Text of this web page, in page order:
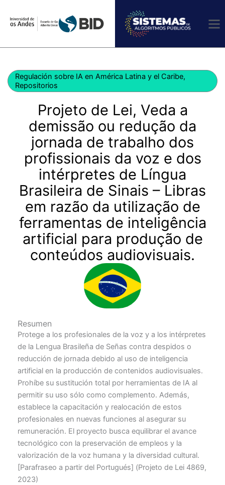
Regulación sobre IA en América Latina y el Caribe,
Repositorios
Projeto de Lei, Veda a
demissão ou redução da
jornada de trabalho dos
profissionais da voz e dos
intérpretes de Língua
Brasileira de Sinais – Libras
em razão da utilização de
ferramentas de inteligência
artificial para produção de
conteúdos audiovisuais.
Resumen
Protege a los profesionales de la voz y a los intérpretes
de la Lengua Brasileña de Señas contra despidos o
reducción de jornada debido al uso de inteligencia
artificial en la producción de contenidos audiovisuales.
Prohíbe su sustitución total por herramientas de IA al
permitir su uso sólo como complemento. Además,
establece la capacitación y realocación de estos
profesionales en nuevas funciones al asegurar su
remuneración. El proyecto busca equilibrar el avance
tecnológico con la preservación de empleos y la
valorización de la voz humana y la diversidad cultural.
[Parafraseo a partir del Portugués] (Projeto de Lei 4869,
2023)